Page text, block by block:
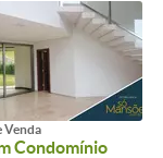
Venda
Condomínio